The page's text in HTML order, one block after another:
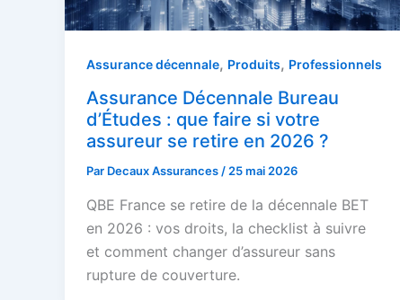
Assurance décennale, Produits, Professionnels
Assurance Décennale Bureau
d’Études : que faire si votre
assureur se retire en 2026 ?
Par Decaux Assurances / 25 mai 2026
QBE France se retire de la décennale BET
en 2026 : vos droits, la checklist à suivre
et comment changer d’assureur sans
rupture de couverture.